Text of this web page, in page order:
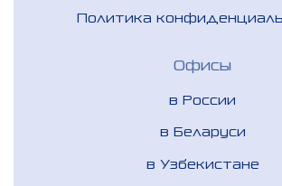
Политика
Офисы
в России
в Беларуси
в Узбекистане